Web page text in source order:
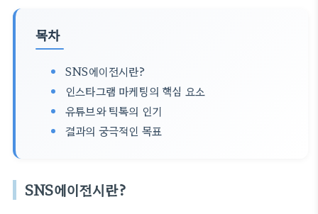
목차
SNS에이전시란?
인스타그램 마케팅의 핵심 요소
유튜브와 틱톡의 인기
결과의 궁극적인 목표
SNS에이전시란?